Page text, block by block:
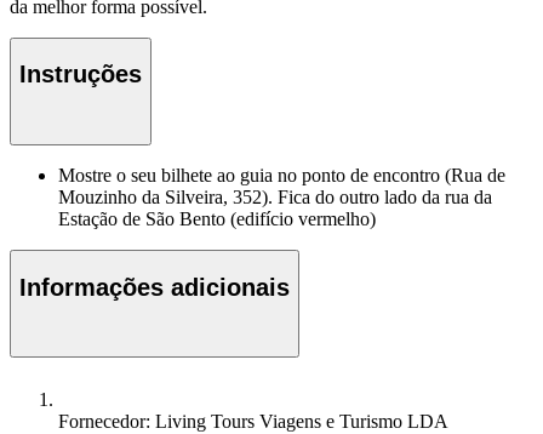
da melhor forma possível.
Instruções
Mostre o seu bilhete ao guia no ponto de encontro (Rua de
Mouzinho da Silveira, 352). Fica do outro lado da rua da
Estação de São Bento (edifício vermelho)
Informações adicionais
Fornecedor: Living Tours Viagens e Turismo LDA